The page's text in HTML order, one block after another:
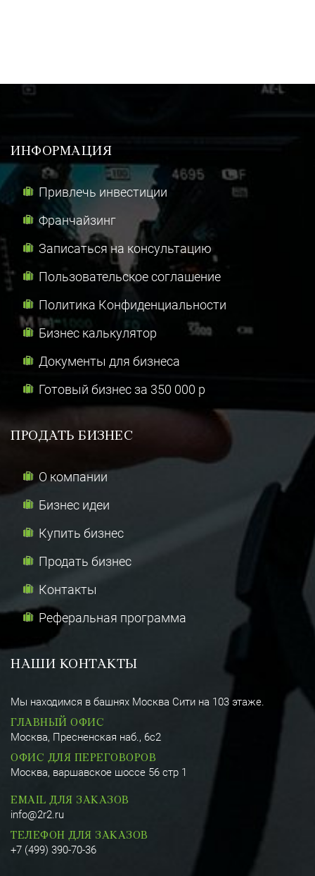
ИНФОРМАЦИЯ
Привлечь инвестиции
Франчайзинг
Записаться на консультацию
Пользовательское соглашение
Политика Конфиденциальности
Бизнес калькулятор
Документы для бизнеса
Готовый бизнес за 350 000 р
ПРОДАТЬ БИЗНЕС
О компании
Бизнес идеи
Купить бизнес
Продать бизнес
Контакты
Реферальная программа
НАШИ КОНТАКТЫ
Мы находимся в башнях Москва Сити на 103 этаже.
ГЛАВНЫЙ ОФИС
Москва, Пресненская наб., 6с2
ОФИС ДЛЯ ПЕРЕГОВОРОВ
Москва, варшавское шоссе 56 стр 1
EMAIL ДЛЯ ЗАКАЗОВ
info@2r2.ru
ТЕЛЕФОН ДЛЯ ЗАКАЗОВ
+7 (499) 390-70-36